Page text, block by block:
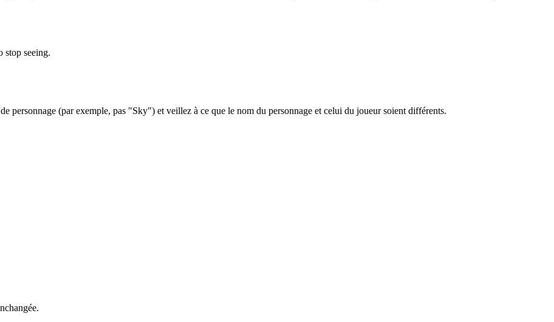
seeing.
personnage (par exemple, pas "Sky") et veillez à ce que le nom du personnage et celui du joueur soient différents.